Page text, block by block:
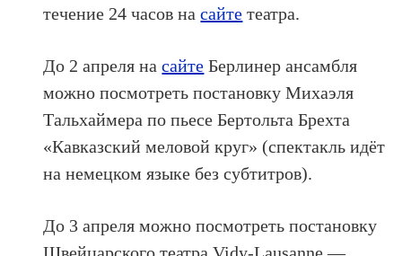
течение 24 часов насайте театра.
До 2 апреля насайте Берлинер ансамбля
можно посмотреть постановку Михаэля
Тальхаймера по пьесе Бертольта Брехта
«Кавказский меловой круг» (спектакль идёт
на немецком языке без субтитров).
До 3 апреля можно посмотреть постановку